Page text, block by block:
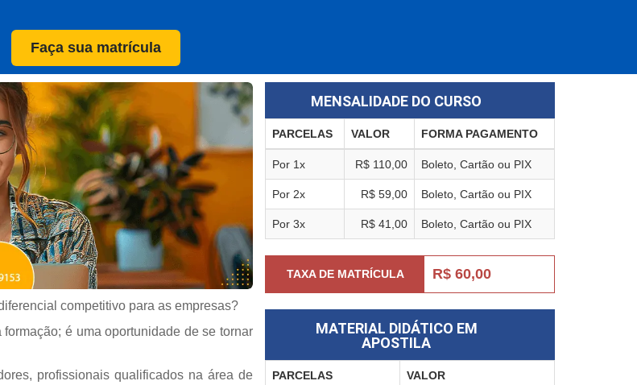
Faça sua matrícula
competitivo para as empresas?
é uma oportunidade de se tornar
profissionais qualificados na área de
MENSALIDADE DO CURSO
PARCELAS VALOR FORMA PAGAMENTO
Por 1x R$ 110,00 Boleto, Cartão ou PIX
Por 2x R$ 59,00 Boleto, Cartão ou PIX
Por 3x R$ 41,00 Boleto, Cartão ou PIX
TAXA DE MATRÍCULA R$ 60,00
MATERIAL DIDÁTICO EM
APOSTILA
PARCELAS VALOR